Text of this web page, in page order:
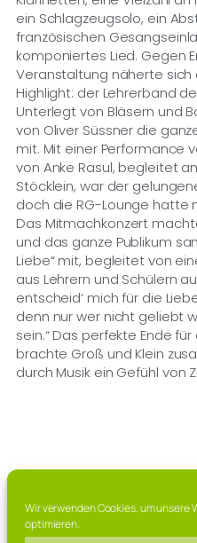
Wir verwenden Cookies, um unsere
optimieren.
ein Schlagzeugsolo, ein
französischen
komponiertes Lied. Gegen
Veranstaltung näherte
Highlight: der Lehrerband
Unterlegt von Bläsern und
von Oliver Süssner die
mit. Mit einer Performance
von Anke Rasul, begleitet
Stöcklein, war der
doch die RG-Lounge hatte
Das Mitmachkonzert
und das ganze Publikum
Liebe“ mit, begleitet von
aus Lehrern und Schülern
entscheid‘ mich für die
denn nur wer nicht geliebt
sein.“ Das perfekte Ende
brachte Groß und Klein
durch Musik ein Gefühl von